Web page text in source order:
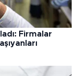
Firmalar